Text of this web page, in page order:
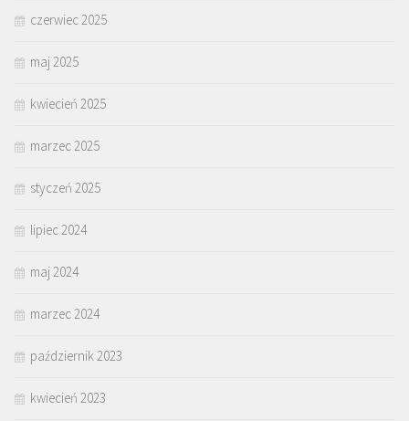
czerwiec 2025
maj 2025
kwiecień 2025
marzec 2025
styczeń 2025
lipiec 2024
maj 2024
marzec 2024
październik 2023
kwiecień 2023